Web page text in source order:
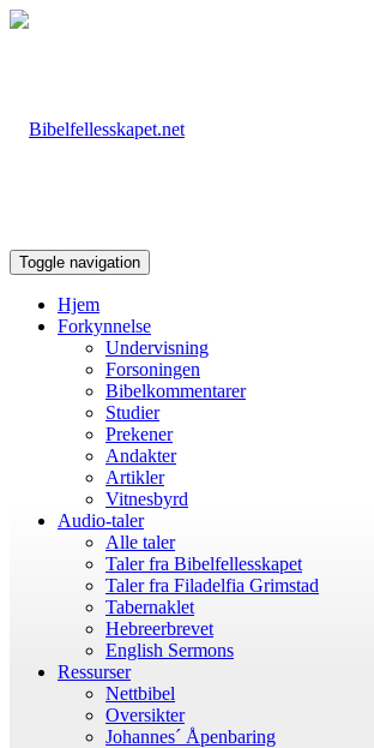
Toggle navigation
Hjem
Forkynnelse
Undervisning
Forsoningen
Bibelkommentarer
Studier
Prekener
Andakter
Artikler
Vitnesbyrd
Audio-taler
Alle taler
Taler fra Bibelfellesskapet
Taler fra Filadelfia Grimstad
Tabernaklet
Hebreerbrevet
English Sermons
Ressurser
Nettbibel
Oversikter
Johannes´ Åpenbaring